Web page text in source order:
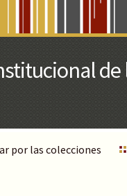
por las colecciones